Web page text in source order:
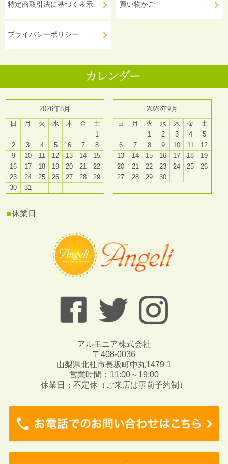
特定商取引法に基づく表示
プライバシーポリシー
買い物かご
2026年8月
日
月 火 水 木 金
土
1
2
3 4 5 6 7
8
9
10 11 12 13 14
15
16
17 18 19 20 21
22
23
24 25 26 27 28
29
30
31
2026年9月
日
月 火 水 木 金
土
1
2 3 4
5
6
7 8 9 10 11
12
13
14 15 16 17 18
19
20
21 22 23 24 25
26
27
28 29 30
■休業日
アルモニア株式会社
〒408-0036
山梨県北杜市長坂町中丸1479-1
営業時間：11:00～19:00
休業日：不定休（ご来店は事前予約制）